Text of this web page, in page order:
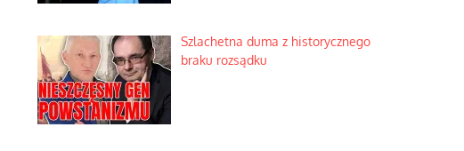
Szlachetna duma z historycznego
braku rozsądku